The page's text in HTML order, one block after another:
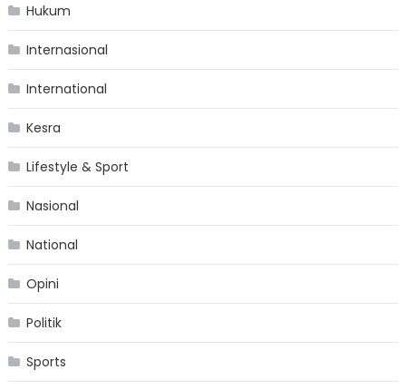
Hukum
Internasional
International
Kesra
Lifestyle & Sport
Nasional
National
Opini
Politik
Sports